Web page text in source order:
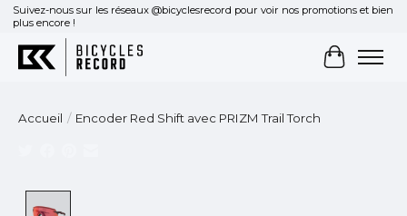
Suivez-nous sur les réseaux @bicyclesrecord pour voir nos promotions et bien
plus encore !
Panier
Accueil / Encoder Red Shift avec PRIZM Trail Torch